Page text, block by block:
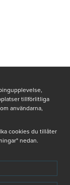
nyhetsbrev.
tillförlitliga
användarna,
cookies du tillåter
nedan.